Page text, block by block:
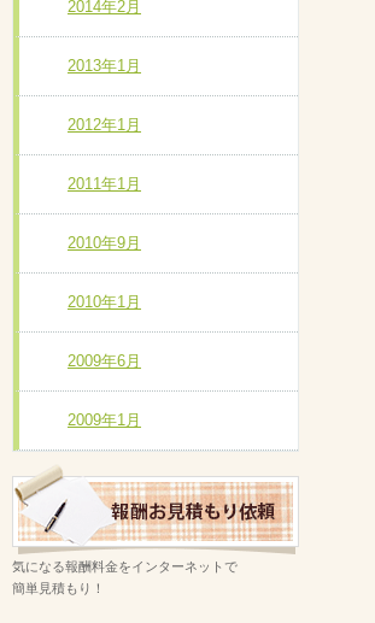
2014年2月
2013年1月
2012年1月
2011年1月
2010年9月
2010年1月
2009年6月
2009年1月
気になる報酬料金をインターネットで
簡単見積もり！